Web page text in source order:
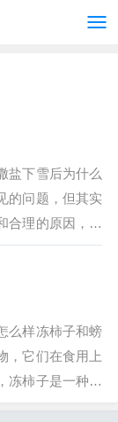
盐下雪后为什么
的问题，但其实
合理的原因，在
导致道路变得滑
险，因此，为了
么样冻柿子和螃
，它们在食用上
冻柿子是一种冷